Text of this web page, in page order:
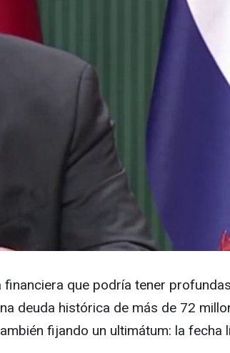
que podría tener
deuda histórica de más de 72
fijando un ultimátum: la fecha